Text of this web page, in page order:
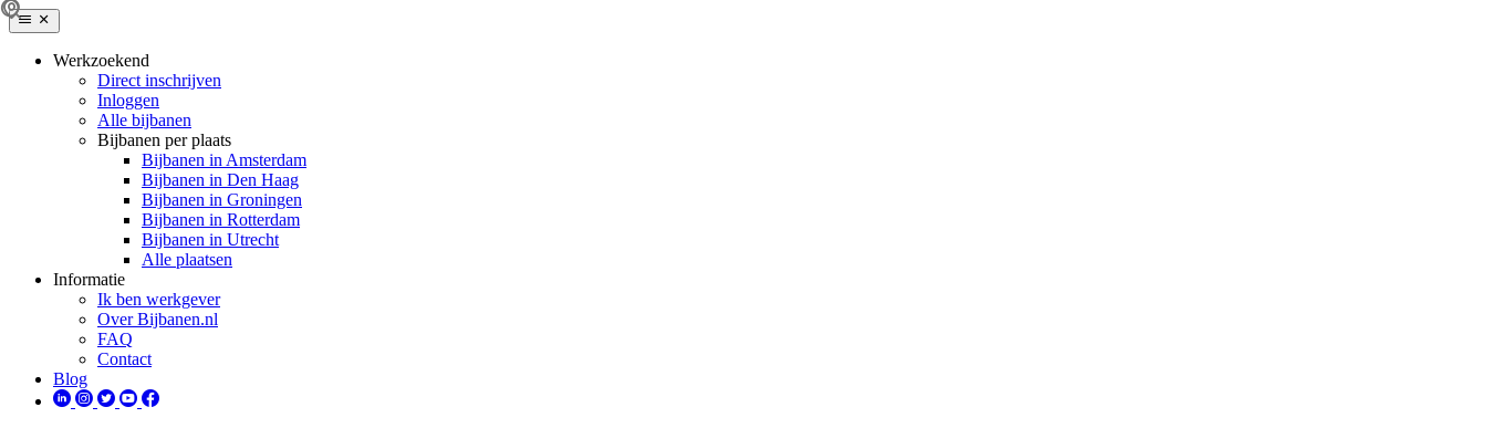
Werkzoekend
Direct inschrijven
Inloggen
Alle bijbanen
Bijbanen per plaats
Bijbanen in Amsterdam
Bijbanen in Den Haag
Bijbanen in Groningen
Bijbanen in Rotterdam
Bijbanen in Utrecht
Alle plaatsen
Informatie
Ik ben werkgever
Over Bijbanen.nl
FAQ
Contact
Blog